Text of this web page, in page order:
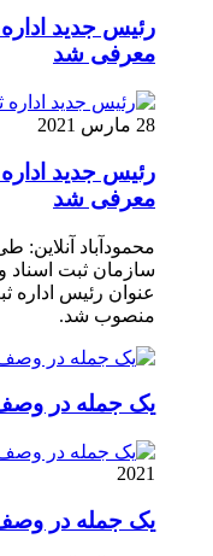
رئیس جدید
معرفی شد
28 مارس 2021
رئیس جدید
معرفی شد
محمودآباد آنلاین:
سازمان ثبت
عنوان رئیس اداره
منصوب شد.
یک جمله در وصف
2021
یک جمله در وصف